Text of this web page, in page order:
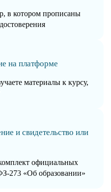
в котором прописаны
на платформе
материалы к курсу,
и свидетельство или
официальных
273 «Об образовании»